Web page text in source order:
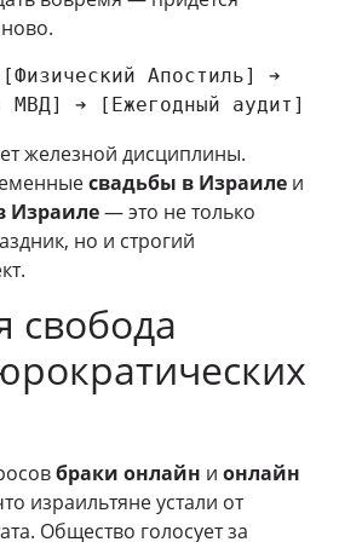
Апостиль] ➔
железной дисциплины.
свадьбы в Израиле и
Израиле— это не только
но и строгий
свобода
браки онлайн и онлайн
израильтяне устали от
Общество голосует за